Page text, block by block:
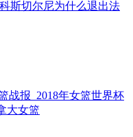
斯切尔尼为什么退出法
战报_2018年女篮世界杯
大女篮